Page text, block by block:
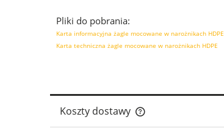
Pliki do pobrania:
Karta informacyjna żagle mocowane w narożnikach HDPE
Karta techniczna żagle mocowane w narożnikach HDPE
Koszty dostawy